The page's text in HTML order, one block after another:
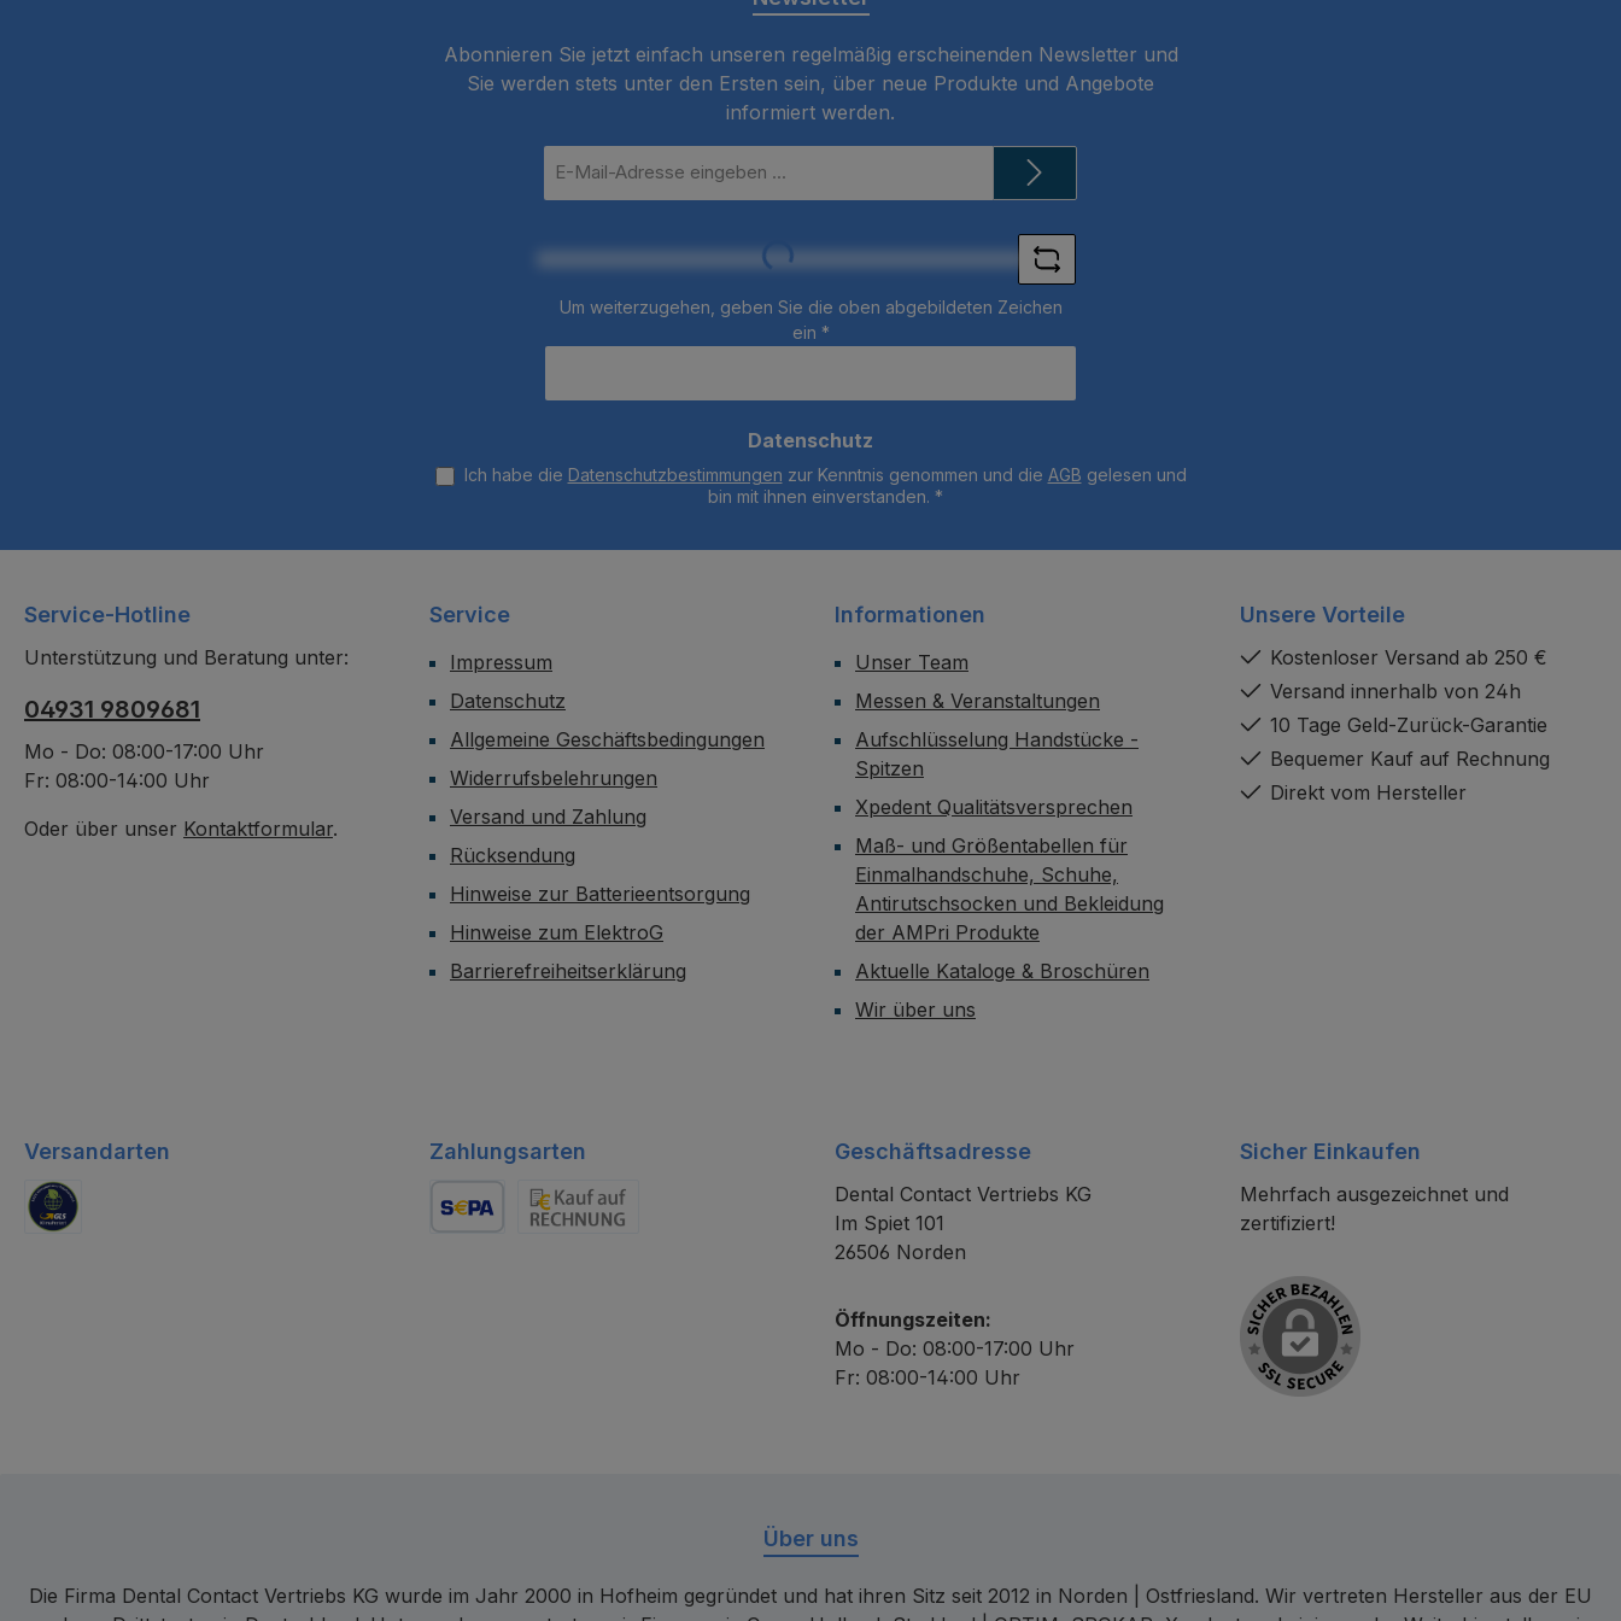
Abonnieren Sie jetzt einfach unseren regelmäßig erscheinenden Newsletter und
Sie werden stets unter den Ersten sein, über neue Produkte und Angebote
informiert werden.
Mail-
Loading...
Um weiterzugehen, geben Sie die oben abgebildeten Zeichen
ein *
Datenschutz
Ich habe die Datenschutzbestimmungen zur Kenntnis genommen und die AGB gelesen und
bin mit ihnen einverstanden. *
Service-Hotline
Unterstützung und Beratung unter:
04931 9809681
Mo - Do: 08:00-17:00 Uhr
Fr: 08:00-14:00 Uhr
Oder über unser Kontaktformular.
Service
Impressum
Datenschutz
Allgemeine Geschäftsbedingungen
Widerrufsbelehrungen
Versand und Zahlung
Rücksendung
Hinweise zur Batterieentsorgung
Hinweise zum ElektroG
Barrierefreiheitserklärung
Informationen
Unser Team
Messen & Veranstaltungen
Aufschlüsselung Handstücke -
Spitzen
Xpedent Qualitätsversprechen
Maß- und Größentabellen für
Einmalhandschuhe, Schuhe,
Antirutschsocken und Bekleidung
der AMPri Produkte
Aktuelle Kataloge & Broschüren
Wir über uns
Unsere Vorteile
Kostenloser Versand ab 250 €
Versand innerhalb von 24h
10 Tage Geld-Zurück-Garantie
Bequemer Kauf auf Rechnung
Direkt vom Hersteller
Versandarten Zahlungsarten Geschäftsadresse
Dental Contact Vertriebs KG
Im Spiet 101
26506 Norden
Öffnungszeiten:
Mo - Do: 08:00-17:00 Uhr
Fr: 08:00-14:00 Uhr
Sicher Einkaufen
Mehrfach ausgezeichnet und
zertifiziert!
Über uns
Die Firma Dental Contact Vertriebs KG wurde im Jahr 2000 in Hofheim gegründet und hat ihren Sitz seit 2012 in Norden | Ostfriesland. Wir vertreten Hersteller aus der EU